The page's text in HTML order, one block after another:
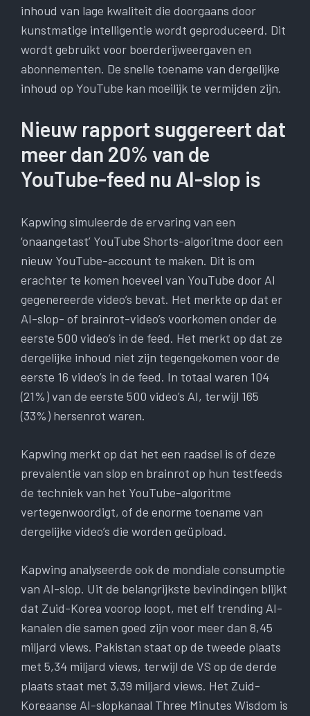
inhoud van lage kwaliteit die doorgaans door
kunstmatige intelligentie wordt geproduceerd. Dit
wordt gebruikt voor boerderijweergaven en
abonnementen. De snelle toename van dergelijke
inhoud op YouTube kan moeilijk te vermijden zijn.
Nieuw rapport suggereert dat
meer dan 20% van de
YouTube-feed nu AI-slop is
Kapwing simuleerde de ervaring van een
‘onaangetast’ YouTube Shorts-algoritme door een
nieuw YouTube-account te maken. Dit is om
erachter te komen hoeveel van YouTube door AI
gegenereerde video’s bevat. Het merkte op dat er
AI-slop- of brainrot-video’s voorkomen onder de
eerste 500 video’s in de feed. Het merkt op dat ze
dergelijke inhoud niet zijn tegengekomen voor de
eerste 16 video’s in de feed. In totaal waren 104
(21%) van de eerste 500 video’s AI, terwijl 165
(33%) hersenrot waren.
Kapwing merkt op dat het een raadsel is of deze
prevalentie van slop en brainrot op hun testfeeds
de techniek van het YouTube-algoritme
vertegenwoordigt, of de enorme toename van
dergelijke video’s die worden geüpload.
Kapwing analyseerde ook de mondiale consumptie
van AI-slop. Uit de belangrijkste bevindingen blijkt
dat Zuid-Korea voorop loopt, met elf trending AI-
kanalen die samen goed zijn voor meer dan 8,45
miljard views. Pakistan staat op de tweede plaats
met 5,34 miljard views, terwijl de VS op de derde
plaats staat met 3,39 miljard views. Het Zuid-
Koreaanse AI-slopkanaal Three Minutes Wisdom is